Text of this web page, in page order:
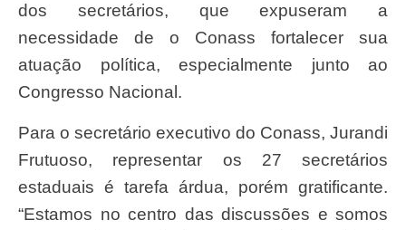
dos secretários, que expuseram a
necessidade de o Conass fortalecer sua
atuação política, especialmente junto ao
Congresso Nacional.
Para o secretário executivo do Conass, Jurandi
Frutuoso, representar os 27 secretários
estaduais é tarefa árdua, porém gratificante.
“Estamos no centro das discussões e somos